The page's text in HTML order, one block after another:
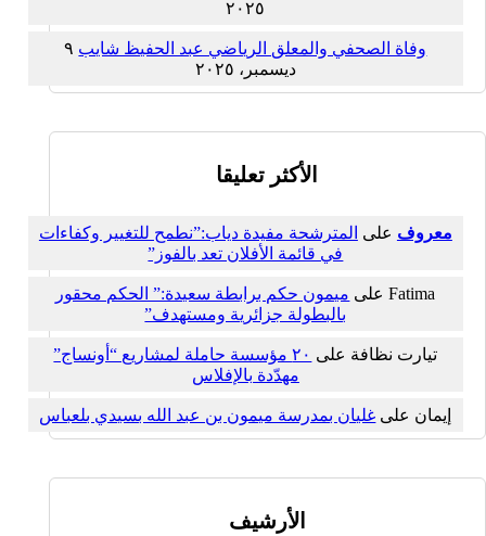
٢٠٢٥
وفاة الصحفي والمعلق الرياضي عبد الحفيظ شايب ٩
ديسمبر، ٢٠٢٥
الأكثر تعليقا
معروف على المترشحة مفيدة دياب:”نطمح للتغيير وكفاءات
في قائمة الأفلان تعد بالفوز”
Fatimaعلى ميمون حكم برابطة سعيدة:” الحكم محقور
بالبطولة جزائرية ومستهدف”
تيارت نظافة على
٢٠ مؤسسة حاملة لمشاريع “أونساج”
مهدّدة بالإفلاس
إيمان على غليان بمدرسة ميمون بن عبد الله بسيدي بلعباس
الأرشيف